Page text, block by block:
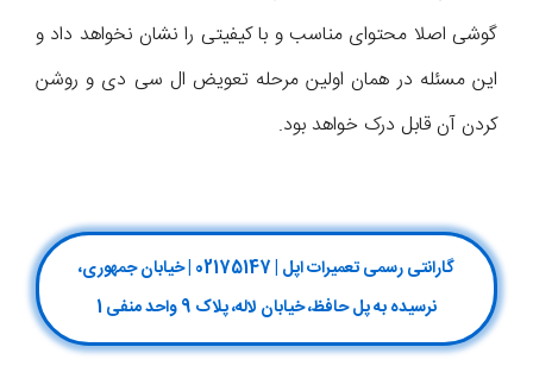
گوشی اصلا محتوای مناسب و با کیفیتی را نشان نخواهد داد و
این مسئله در همان اولین مرحله تعویض ال سی دی و روشن
کردن آن قابل درک خواهد بود.
گارانتی رسمی تعمیرات اپل | 02175147 | خیابان جمهوری،
نرسیده به پل حافظ، خیابان لاله، پلاک 9 واحد منفی 1